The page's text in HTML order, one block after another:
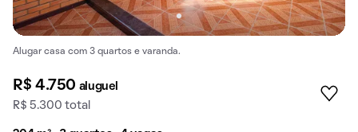
Alugar casa com 3 quartos e varanda.
R$ 4.750 aluguel
R$ 5.300 total